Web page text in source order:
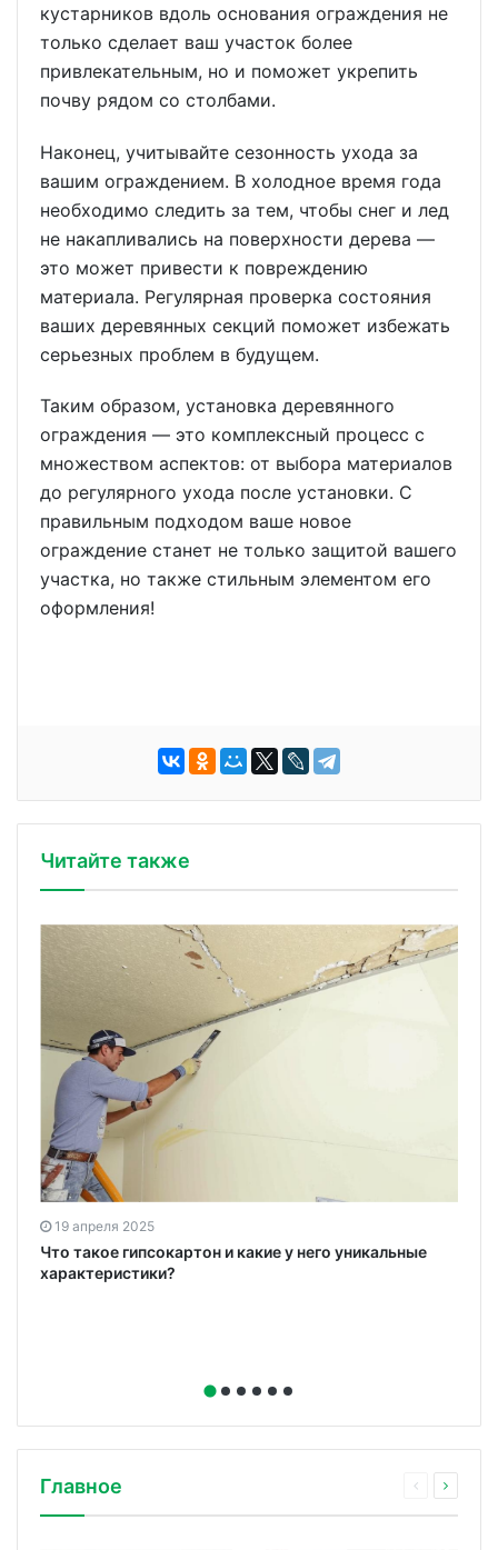
кустарников вдоль основания ограждения не
только сделает ваш участок более
привлекательным, но и поможет укрепить
почву рядом со столбами.
Наконец, учитывайте сезонность ухода за
вашим ограждением. В холодное время года
необходимо следить за тем, чтобы снег и лед
не накапливались на поверхности дерева —
это может привести к повреждению
материала. Регулярная проверка состояния
ваших деревянных секций поможет избежать
серьезных проблем в будущем.
Таким образом, установка деревянного
ограждения — это комплексный процесс с
множеством аспектов: от выбора материалов
до регулярного ухода после установки. С
правильным подходом ваше новое
ограждение станет не только защитой вашего
участка, но также стильным элементом его
оформления!
Читайте также
19 апреля 2025
Что такое гипсокартон и какие у него уникальные
характеристики?
Главное